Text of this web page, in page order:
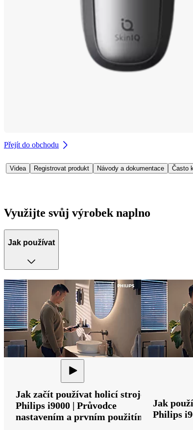
Přejít do obchodu
Videa Registrovat produkt Návody a dokumentace Často
Využijte svůj výrobek naplno
Jak používat
Jak začít používat holicí strojek
Philips i9000 | Průvodce
nastavením a prvním použitím
Jak
Philips